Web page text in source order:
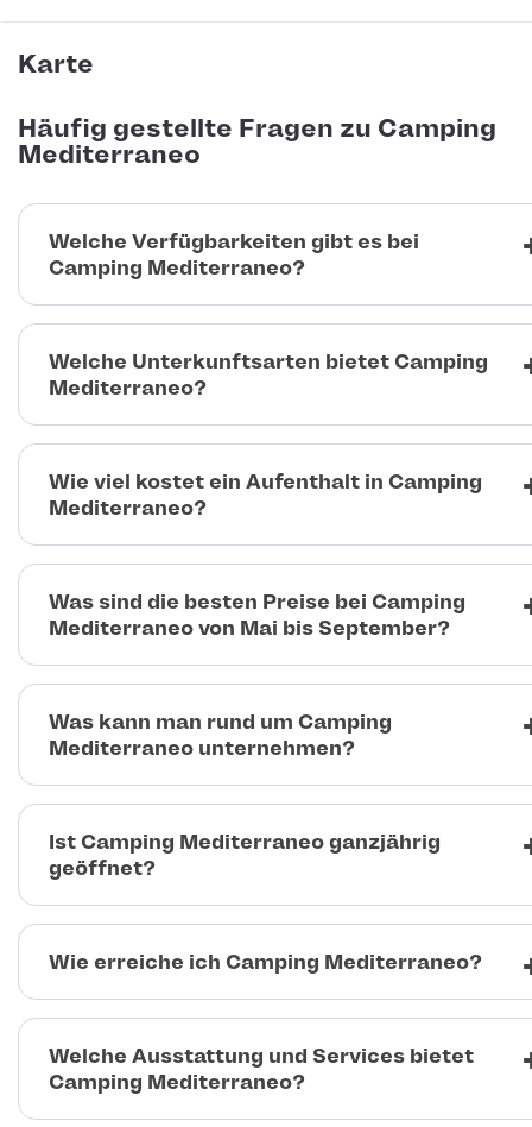
Karte
Häufig gestellte Fragen zu Camping
Mediterraneo
Welche Verfügbarkeiten gibt es bei
Camping Mediterraneo?
Welche Unterkunftsarten bietet Camping
Mediterraneo?
Wie viel kostet ein Aufenthalt in Camping
Mediterraneo?
Was sind die besten Preise bei Camping
Mediterraneo von Mai bis September?
Was kann man rund um Camping
Mediterraneo unternehmen?
Ist Camping Mediterraneo ganzjährig
geöffnet?
Wie erreiche ich Camping Mediterraneo?
Welche Ausstattung und Services bietet
Camping Mediterraneo?